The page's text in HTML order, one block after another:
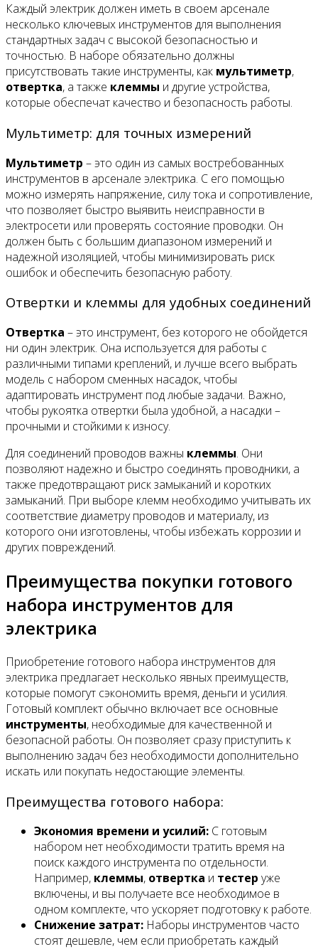
Каждый электрик должен иметь в своем арсенале
несколько ключевых инструментов для выполнения
стандартных задач с высокой безопасностью и
точностью. В наборе обязательно должны
присутствовать такие инструменты, как мультиметр,
отвертка, а также клеммы и другие устройства,
которые обеспечат качество и безопасность работы.
Мультиметр: для точных измерений
Мультиметр – это один из самых востребованных
инструментов в арсенале электрика. С его помощью
можно измерять напряжение, силу тока и сопротивление,
что позволяет быстро выявить неисправности в
электросети или проверять состояние проводки. Он
должен быть с большим диапазоном измерений и
надежной изоляцией, чтобы минимизировать риск
ошибок и обеспечить безопасную работу.
Отвертки и клеммы для удобных соединений
Отвертка – это инструмент, без которого не обойдется
ни один электрик. Она используется для работы с
различными типами креплений, и лучше всего выбрать
модель с набором сменных насадок, чтобы
адаптировать инструмент под любые задачи. Важно,
чтобы рукоятка отвертки была удобной, а насадки –
прочными и стойкими к износу.
Для соединений проводов важны клеммы. Они
позволяют надежно и быстро соединять проводники, а
также предотвращают риск замыканий и коротких
замыканий. При выборе клемм необходимо учитывать их
соответствие диаметру проводов и материалу, из
которого они изготовлены, чтобы избежать коррозии и
других повреждений.
Преимущества покупки готового
набора инструментов для
электрика
Приобретение готового набора инструментов для
электрика предлагает несколько явных преимуществ,
которые помогут сэкономить время, деньги и усилия.
Готовый комплект обычно включает все основные
инструменты, необходимые для качественной и
безопасной работы. Он позволяет сразу приступить к
выполнению задач без необходимости дополнительно
искать или покупать недостающие элементы.
Преимущества готового набора:
Экономия времени и усилий: С готовым
набором нет необходимости тратить время на
поиск каждого инструмента по отдельности.
Например, клеммы, отвертка и тестер уже
включены, и вы получаете все необходимое в
одном комплекте, что ускоряет подготовку к работе.
Снижение затрат: Наборы инструментов часто
стоят дешевле, чем если приобретать каждый